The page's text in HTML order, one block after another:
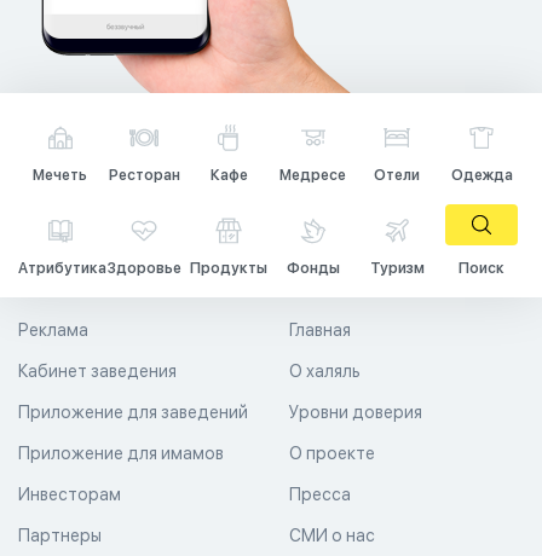
Мечеть Ресторан Кафе Медресе Отели Одежда
АтрибутикаЗдоровье Продукты Фонды Туризм Поиск
Главная
О халяль
Уровни доверия
Реклама
Кабинет заведения
Приложение для заведений
Приложение для имамов О проекте
Пресса
СМИ о нас
Инвесторам
Партнеры